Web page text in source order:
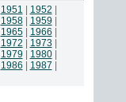
1951 1952
1958| 1959
1965| 1966
1972 1973
1979 1980|
1986 1987